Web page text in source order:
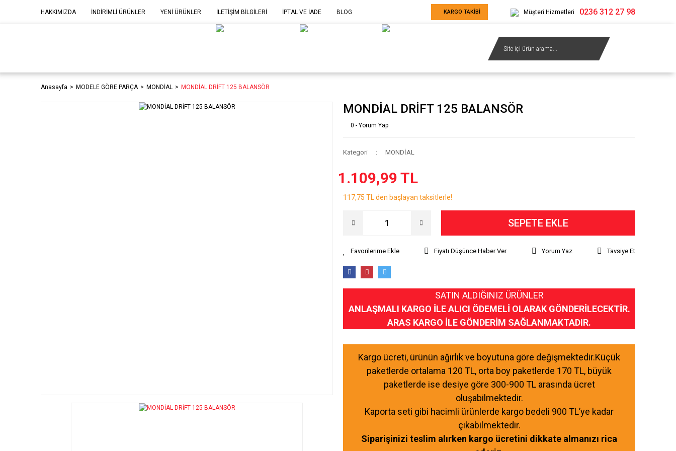
HAKKIMIZDA İNDİRİMLİ ÜRÜNLER YENİ ÜRÜNLER İLETİŞİM BİLGİLERİ İPTAL VE İADE BLOG KARGO TAKİBİ Müşteri Hizmetleri 0236 312 27 98
Anasayfa MODELE GÖRE PARÇA MONDİAL MONDİAL DRİFT 125 BALANSÖR
MONDİAL DRİFT 125 BALANSÖR
0 - Yorum Yap
Kategori MONDİAL
1.109,99 TL
117,75 TL den başlayan taksitlerle!
SEPETE EKLE
Fiyatı Düşünce Haber Ver Yorum Yaz Tavsiye Et
SATIN ALDIĞINIZ ÜRÜNLER
ANLAŞMALI KARGO İLE ALICI ÖDEMELİ OLARAK GÖNDERİLECEKTİR.
ARAS KARGO İLE GÖNDERİM SAĞLANMAKTADIR.
Kargo ücreti, ürünün ağırlık ve boyutuna göre değişmektedir.Küçük
paketlerde ortalama 120 TL, orta boy paketlerde 170 TL, büyük
paketlerde ise desiye göre 300-900 TL arasında ücret
oluşabilmektedir.
Kaporta seti gibi hacimli ürünlerde kargo bedeli 900 TL’ye kadar
çıkabilmektedir.
Siparişinizi teslim alırken kargo ücretini dikkate almanızı rica